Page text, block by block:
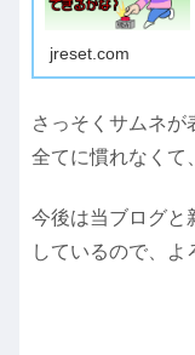
jreset.com
さっそくサムネが
全てに慣れなくて
今後は当ブログと
しているので、よ